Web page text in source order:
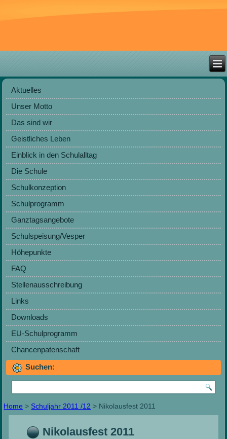
Aktuelles
Unser Motto
Das sind wir
Geistliches Leben
Einblick in den Schulalltag
Die Schule
Schulkonzeption
Schulprogramm
Ganztagsangebote
Schulspeisung/Vesper
Höhepunkte
FAQ
Stellenausschreibung
Links
Downloads
EU-Schulprogramm
Chancenpatenschaft
Suchen:
Home > Schuljahr 2011 /12 > Nikolausfest 2011
Nikolausfest 2011